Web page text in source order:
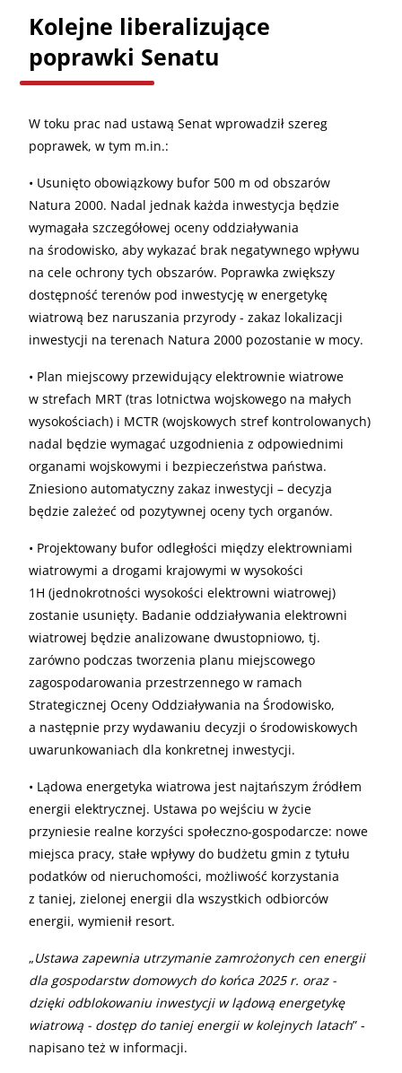
Kolejne liberalizujące
poprawki Senatu
W toku prac nad ustawą Senat wprowadził szereg
poprawek, w tym m.in.:
• Usunięto obowiązkowy bufor 500 m od obszarów
Natura 2000. Nadal jednak każda inwestycja będzie
wymagała szczegółowej oceny oddziaływania
na środowisko, aby wykazać brak negatywnego wpływu
na cele ochrony tych obszarów. Poprawka zwiększy
dostępność terenów pod inwestycję w energetykę
wiatrową bez naruszania przyrody - zakaz lokalizacji
inwestycji na terenach Natura 2000 pozostanie w mocy.
• Plan miejscowy przewidujący elektrownie wiatrowe
w strefach MRT (tras lotnictwa wojskowego na małych
wysokościach) i MCTR (wojskowych stref kontrolowanych)
nadal będzie wymagać uzgodnienia z odpowiednimi
organami wojskowymi i bezpieczeństwa państwa.
Zniesiono automatyczny zakaz inwestycji – decyzja
będzie zależeć od pozytywnej oceny tych organów.
• Projektowany bufor odległości między elektrowniami
wiatrowymi a drogami krajowymi w wysokości
1H (jednokrotności wysokości elektrowni wiatrowej)
zostanie usunięty. Badanie oddziaływania elektrowni
wiatrowej będzie analizowane dwustopniowo, tj.
zarówno podczas tworzenia planu miejscowego
zagospodarowania przestrzennego w ramach
Strategicznej Oceny Oddziaływania na Środowisko,
a następnie przy wydawaniu decyzji o środowiskowych
uwarunkowaniach dla konkretnej inwestycji.
• Lądowa energetyka wiatrowa jest najtańszym źródłem
energii elektrycznej. Ustawa po wejściu w życie
przyniesie realne korzyści społeczno-gospodarcze: nowe
miejsca pracy, stałe wpływy do budżetu gmin z tytułu
podatków od nieruchomości, możliwość korzystania
z taniej, zielonej energii dla wszystkich odbiorców
energii, wymienił resort.
„Ustawa zapewnia utrzymanie zamrożonych cen energii
dla gospodarstw domowych do końca 2025 r. oraz -
dzięki odblokowaniu inwestycji w lądową energetykę
wiatrową - dostęp do taniej energii w kolejnych latach” -
napisano też w informacji.